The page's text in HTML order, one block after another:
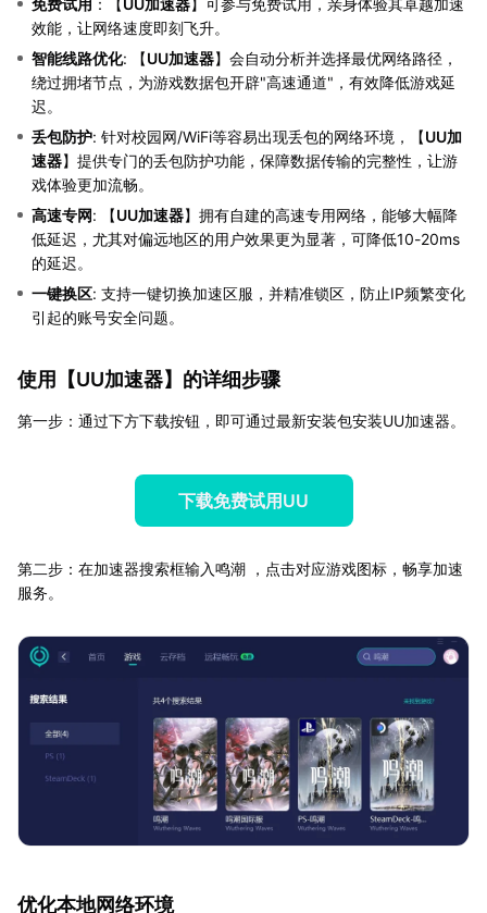
效能，让网络速度即刻飞升。
智能线路优化: 【UU加速器】会自动分析并选择最优网络路径，
绕过拥堵节点，为游戏数据包开辟"高速通道"，有效降低游戏延
迟。
丢包防护: 针对校园网/WiFi等容易出现丢包的网络环境，【UU加
速器】提供专门的丢包防护功能，保障数据传输的完整性，让游
戏体验更加流畅。
高速专网: 【UU加速器】拥有自建的高速专用网络，能够大幅降
低延迟，尤其对偏远地区的用户效果更为显著，可降低10-20ms
的延迟。
一键换区: 支持一键切换加速区服，并精准锁区，防止IP频繁变化
引起的账号安全问题。
使用【UU加速器】的详细步骤
第一步：通过下方下载按钮，即可通过最新安装包安装UU加速器。
下载免费试用UU
第二步：在加速器搜索框输入鸣潮 ，点击对应游戏图标，畅享加速
服务。
优化本地网络环境